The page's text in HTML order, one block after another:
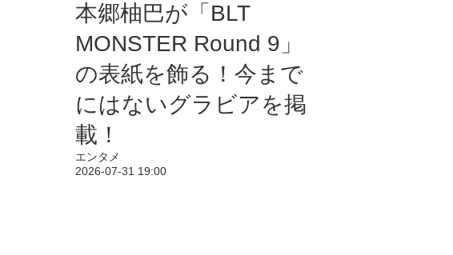
本郷柚巴が「BLT
MONSTER Round 9」
の表紙を飾る！今まで
にはないグラビアを掲
載！
エンタメ
2026-07-31 19:00